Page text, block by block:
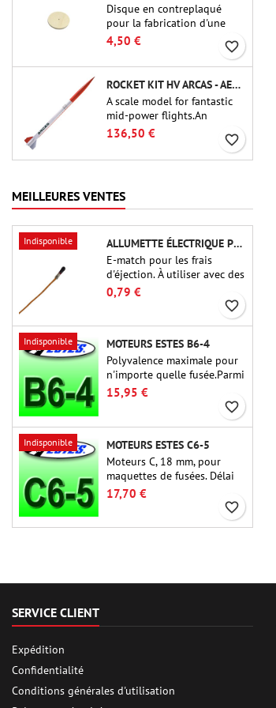
Disque en contreplaqué
pour la fabrication d'une
cloison (cadre) pour raccords
tubulaires de 54 mm de
Public Missiles Ltd. (PT-2.1
ou QT-2.1
4,50 € favorite_border
ROCKET KIT HV ARCAS - AEROTECH
A scale model for fantastic
mid-power flights.An
uncompromising kit that
allows you to build a replica
of one of the most famous
136,50 € favorite_border
MEILLEURES VENTES
Indisponible
ALLUMETTE ÉLECTRIQUE POUR CHARGE D'ÉJECTION
E-match pour les frais
d'éjection. À utiliser avec des
altimètres ou d'autres
appareils électroniques.
0,79 €
favorite_border
Indisponible
MOTEURS ESTES B6-4
Polyvalence maximale pour
n'importe quelle fusée.Parmi
les moteurs de fusée les plus
utilisés à ce jour, l'Estes B6-
4 est le moteur adapté à la
plus grande majorité des
fusées Estes et similaires.
15,95 €
favorite_border
Indisponible
MOTEURS ESTES C6-5
Moteurs C, 18 mm, pour
maquettes de fusées. Délai
de 5 secondes, pour les
fusées à un étage.
17,70 €
favorite_border
SERVICE CLIENT
Expédition
Confidentialité
Conditions générales d'utilisation